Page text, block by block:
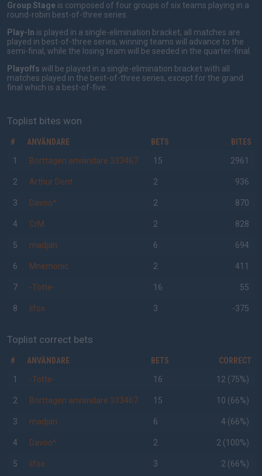
Group Stage is composed of four groups of six teams playing in a
round-robin best-of-three series.
Play-In is played in a single-elimination bracket, all matches are
played in best-of-three series, winning teams will advance to the
semi-final, while the losing team will be seeded in the quarter-final.
Playoffs will be played in a single-elimination bracket with all
matches played in the best-of-three series, except for the grand
final which is a best-of-five.
Toplist bites won
# ANVÄNDARE BETS
BITES
1
Borttagen användare 333467 15 2961
2 Arthur Dent 2 936
3 Davoo^ 2 870
4 CrM 2 828
5 madjan 6 694
6 Mnemonic 2 411
7 -Totte- 16 55
8 lifox 3 -375
Toplist correct bets
# ANVÄNDARE BETS
CORRECT
1
-Totte- 16 12 (75%)
2 Borttagen användare 333467 15 10 (66%)
3 madjan 6 4 (66%)
4 Davoo^ 2 2 (100%)
5 lifox 3 2 (66%)